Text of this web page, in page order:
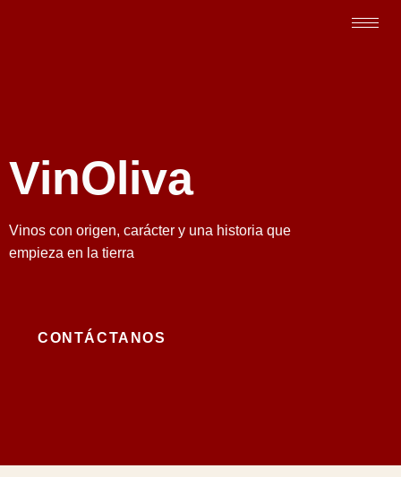
VinOliva
Vinos con origen, carácter y una historia que
empieza en la tierra
CONTÁCTANOS